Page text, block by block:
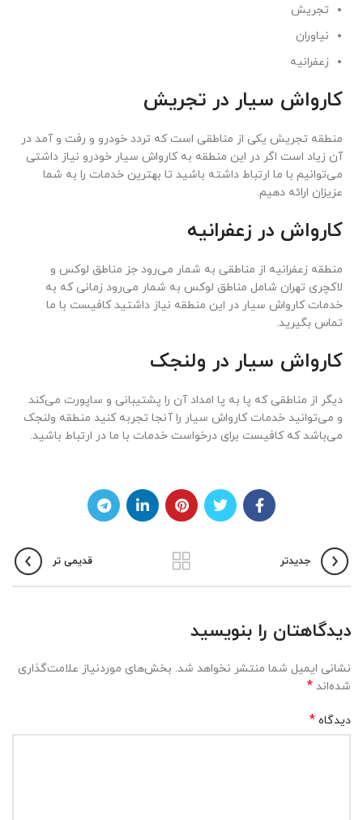
تجریش
نیاوران
زعفرانیه
کارواش سیار در تجریش
منطقه تجریش یکی از مناطقی است که تردد خودرو و رفت و آمد در
آن زیاد است اگر در این منطقه به کارواش سیار خودرو نیاز داشتی
می‌توانیم با ما ارتباط داشته باشید تا بهترین خدمات را به شما
عزیزان ارائه دهیم.
کارواش در زعفرانیه
منطقه زعفرانیه از مناطقی به شمار می‌رود جز مناطق لوکس و
لاکچری تهران شامل مناطق لوکس به شمار می‌رود زمانی که به
خدمات کارواش سیار در این منطقه نیاز داشتید کافیست با ما
تماس بگیرید.
کارواش سیار در ولنجک
دیگر از مناطقی که پا به پا امداد آن را پشتیبانی و ساپورت می‌کند
و می‌توانید خدمات کارواش سیار را آنجا تجربه کنید منطقه ولنجک
می‌باشد که کافیست برای درخواست خدمات با ما در ارتباط باشید.
جدیدتر قدیمی تر
دیدگاهتان را بنویسید
نشانی ایمیل شما منتشر نخواهد شد. بخش‌های موردنیاز علامت‌گذاری
شده‌اند *
دیدگاه *